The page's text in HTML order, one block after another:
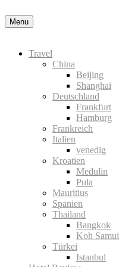
Menu
Travel
China
Beijing
Shanghai
Deutschland
Frankfurt
Hamburg
Frankreich
Italien
venedig
Kroatien
Medulin
Pula
Mauritius
Spanien
Thailand
Bangkok
Koh Samui
Türkei
Istanbul